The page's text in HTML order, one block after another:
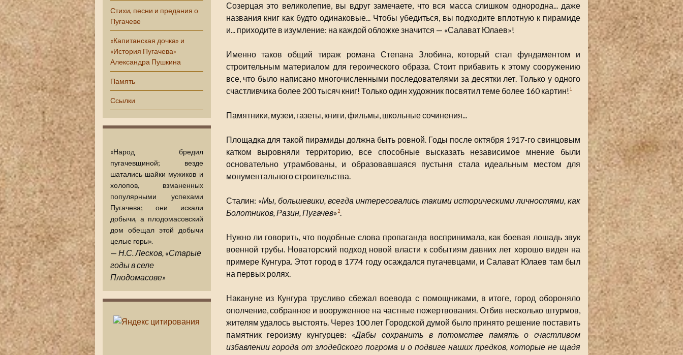
Стихи, песни и предания о
Пугачеве
«Капитанская дочка» и
«История Пугачева»
Александра Пушкина
Память
Ссылки
«Народ бредил
пугачевщиной; везде
шатались шайки мужиков и
холопов, взманенных
популярными успехами
Пугачева; они искали
добычи, а плодомасовский
дом обещал этой добычи
целые горы».
— Н.С. Лесков, «Старые
годы в селе
Плодомасове»
Созерцая это великолепие, вы вдруг замечаете, что вся масса слишком однородна... даже
названия книг как будто одинаковые... Чтобы убедиться, вы подходите вплотную к пирамиде
и... приходите в изумление: на каждой обложке значится — «Салават Юлаев»!
Именно таков общий тираж романа Степана Злобина, который стал фундаментом и
строительным материалом для героического образа. Стоит прибавить к этому сооружению
все, что было написано многочисленными последователями за десятки лет. Только у одного
счастливчика более 200 тысяч книг! Только один художник посвятил теме более 160 картин!1
Памятники, музеи, газеты, книги, фильмы, школьные сочинения...
Площадка для такой пирамиды должна быть ровной. Годы после октября 1917-го свинцовым
катком выровняли территорию, все способные высказать независимое мнение были
основательно утрамбованы, и образовавшаяся пустыня стала идеальным местом для
монументального строительства.
Сталин: «Мы, большевики, всегда интересовались такими историческими личностями, как
Болотников, Разин, Пугачев»2.
Нужно ли говорить, что подобные слова пропаганда воспринимала, как боевая лошадь звук
военной трубы. Новаторский подход новой власти к событиям давних лет хорошо виден на
примере Кунгура. Этот город в 1774 году осаждался пугачевцами, и Салават Юлаев там был
на первых ролях.
Накануне из Кунгура трусливо сбежал воевода с помощниками, в итоге, город обороняло
ополчение, собранное и вооруженное на частные пожертвования. Отбив несколько штурмов,
жителям удалось выстоять. Через 100 лет Городской думой было принято решение поставить
памятник героизму кунгурцев: «Дабы сохранить в потомстве память о счастливом
избавлении города от злодейского погрома и о подвиге наших предков, которые не щадя